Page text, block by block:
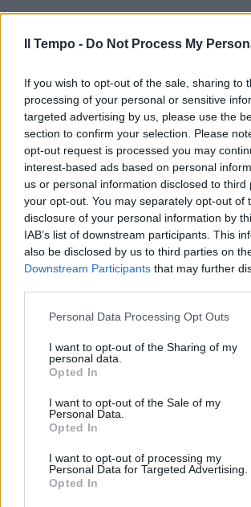
Il Tempo - Do Not Process My
If you wish to opt-out of the sale, sharing to
processing of your personal or sensitive
targeted advertising by us, please use the
section to confirm your selection. Please
opt-out request is processed you may
interest-based ads based on personal
us or personal information disclosed to third
your opt-out. You may separately opt-out of
disclosure of your personal information by
IAB’s list of downstream participants. This
also be disclosed by us to third parties on
Downstream Participants that may further
Personal Data Processing Opt Outs
I want to opt-out of the Sharing of my
personal data.
Opted In
I want to opt-out of the Sale of my
Personal Data.
Opted In
I want to opt-out of processing my
Personal Data for Targeted Advertising.
Opted In
In evidenza